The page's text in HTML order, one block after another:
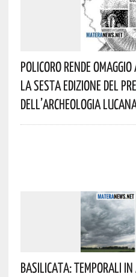
Policoro Rende
La Sesta Edizione Del
Dell’archeologia
Basilicata: Temporali